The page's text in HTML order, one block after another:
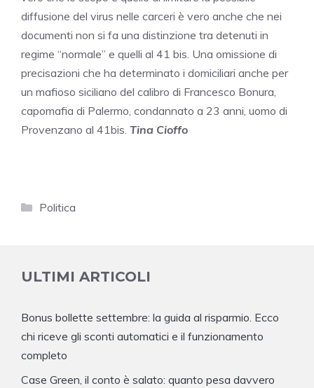
diffusione del virus nelle carceri è vero anche che nei
documenti non si fa una distinzione tra detenuti in
regime “normale” e quelli al 41 bis. Una omissione di
precisazioni che ha determinato i domiciliari anche per
un mafioso siciliano del calibro di Francesco Bonura,
capomafia di Palermo, condannato a 23 anni, uomo di
Provenzano al 41bis. Tina Cioffo
Categorie
Politica
ULTIMI ARTICOLI
Bonus bollette settembre: la guida al risparmio. Ecco
chi riceve gli sconti automatici e il funzionamento
completo
Case Green, il conto è salato: quanto pesa davvero